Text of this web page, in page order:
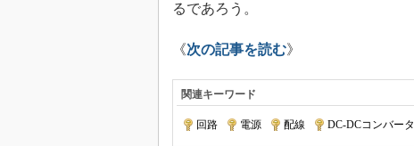
るであろう。
《次の記事を読む》
関連キーワード
回路 電源 配線 DC-DCコンバータ